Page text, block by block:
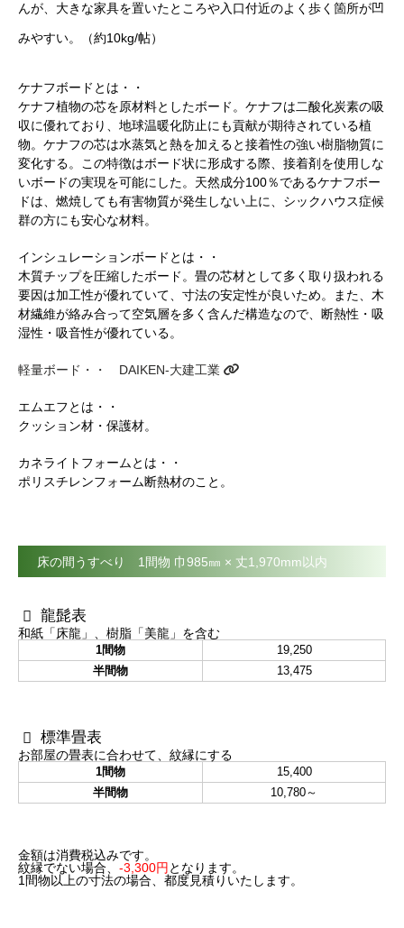
んが、大きな家具を置いたところや入口付近のよく歩く箇所が凹
みやすい。（約10kg/帖）
ケナフボードとは・・
ケナフ植物の芯を原材料としたボード。ケナフは二酸化炭素の吸
収に優れており、地球温暖化防止にも貢献が期待されている植
物。ケナフの芯は水蒸気と熱を加えると接着性の強い樹脂物質に
変化する。この特徴はボード状に形成する際、接着剤を使用しな
いボードの実現を可能にした。天然成分100％であるケナフボー
ドは、燃焼しても有害物質が発生しない上に、シックハウス症候
群の方にも安心な材料。
インシュレーションボードとは・・
木質チップを圧縮したボード。畳の芯材として多く取り扱われる
要因は加工性が優れていて、寸法の安定性が良いため。また、木
材繊維が絡み合って空気層を多く含んだ構造なので、断熱性・吸
湿性・吸音性が優れている。
軽量ボード・・ DAIKEN-大建工業
エムエフとは・・
クッション材・保護材。
カネライトフォームとは・・
ポリスチレンフォーム断熱材のこと。
床の間うすべり 1間物 巾985㎜ × 丈1,970mm以内
龍髭表
和紙「床龍」、樹脂「美龍」を含む
1間物
19,250
半間物
13,475
標準畳表
お部屋の畳表に合わせて、紋縁にする
1間物
15,400
半間物
10,780～
金額は消費税込みです。
紋縁でない場合、 -3,300円 となります。
1間物以上の寸法の場合、都度見積りいたします。